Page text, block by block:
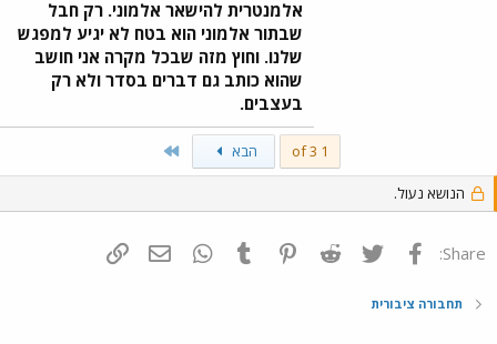
אלמנטרית להישאר אלמוני. רק חבל
שבתור אלמוני הוא בטח לא יגיע למפגש
שלנו. וחוץ מזה שבכל מקרה אני חושב
שהוא כותב גם דברים בסדר ולא רק
בעצבים.
1 of 3 הבא
הנושא נעול.
Share: פייסבוק Twitter
Reddit
Pinterest
Tumblr
WhatsAppדואר אלקטרוני
תחבורה ציבורית